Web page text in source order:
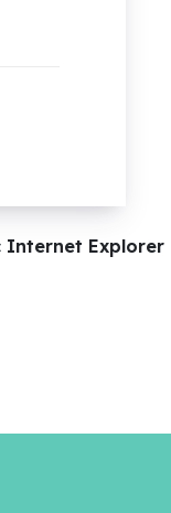
Internet Explorer